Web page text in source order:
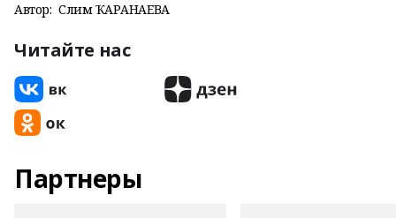
Автор: Сәлимә ҠАРАНАЕВА
Читайте нас
Партнеры